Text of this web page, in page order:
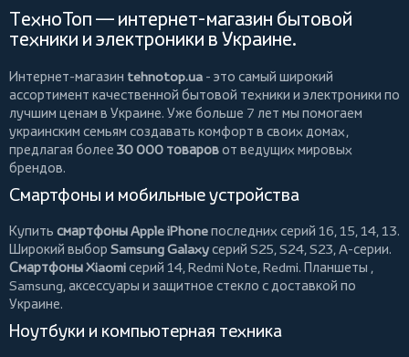
ТехноТоп — интернет-магазин бытовой
техники и электроники в Украине.
Интернет-магазин tehnotop.ua - это самый широкий
ассортимент качественной бытовой техники и электроники по
лучшим ценам в Украине. Уже больше 7 лет мы помогаем
украинским семьям создавать комфорт в своих домах,
предлагая более 30 000 товаровот ведущих мировых
брендов.
Смартфоны и мобильные устройства
Купить смартфоны Apple iPhoneпоследних серий 16, 15, 14, 13.
Широкий выбор Samsung Galaxyсерий S25, S24, S23, A-серии.
Смартфоны Xiaomiсерий 14, Redmi Note, Redmi. Планшеты ,
Samsung, аксессуары и защитное стекло с доставкой по
Украине.
Ноутбуки и компьютерная техника